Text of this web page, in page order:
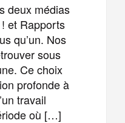
deux médias
et Rapports
qu’un. Nos
sous
Ce choix
profonde à
travail
où […]